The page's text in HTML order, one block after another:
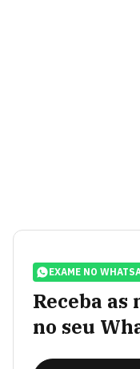
EXAME NO
Receba as
no seu